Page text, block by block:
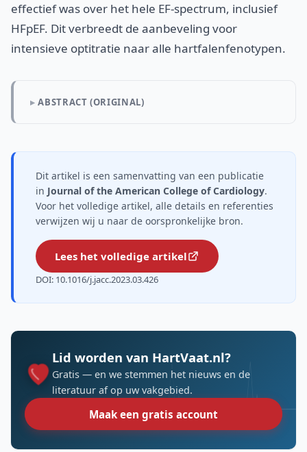
effectief was over het hele EF-spectrum, inclusief
HFpEF. Dit verbreedt de aanbeveling voor
intensieve optitratie naar alle hartfalenfenotypen.
ABSTRACT (ORIGINAL)
Dit artikel is een samenvatting van een publicatie
in Journal of the American College of Cardiology.
Voor het volledige artikel, alle details en referenties
verwijzen wij u naar de oorspronkelijke bron.
Lees het volledige artikel
DOI: 10.1016/j.jacc.2023.03.426
Lid worden van HartVaat.nl?
Gratis — en we stemmen het nieuws en de
literatuur af op uw vakgebied.
Maak een gratis account